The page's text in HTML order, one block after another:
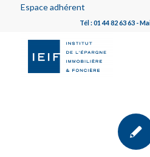
Espace adhérent
Tél : 01 44 82 63 63 -